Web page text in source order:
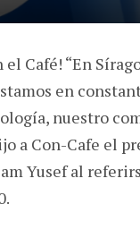
el Café! “En
en
nuestro
a Con-Cafe el
Yusef al